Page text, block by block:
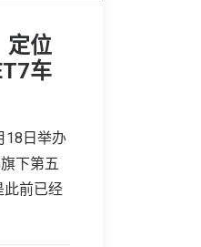
定位
车
18日举办
下第五
此前已经